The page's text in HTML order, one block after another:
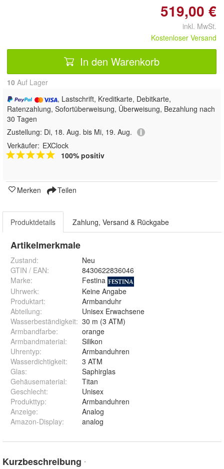
519,00 €
inkl. MwSt.
Kostenloser Versand
In den Warenkorb
10 Auf Lager
, Lastschrift, Kreditkarte, Debitkarte,
Ratenzahlung, Sofortüberweisung, Überweisung, Bezahlung nach
30 Tagen
Zustellung: Di, 18. Aug. bis Mi, 19. Aug.
Verkäufer: EXClock
100% positiv
Merken Teilen
Produktdetails Zahlung, Versand & Rückgabe
Artikelmerkmale
Zustand:
Neu
GTIN / EAN:
8430622836046
Marke:
Festina
Uhrwerk:
Keine Angabe
Produktart:
Armbanduhr
Abteilung:
Unisex Erwachsene
Wasserbeständigkeit: 30 m (3 ATM)
Armbandfarbe:
orange
Armbandmaterial:
Silikon
Uhrentyp:
Armbanduhren
Wasserdichtigkeit:
3 ATM
Glas:
Saphirglas
Gehäusematerial:
Titan
Geschlecht:
Unisex
Produkttyp:
Armbanduhren
Anzeige:
Analog
Amazon-Display: analog
Kurzbeschreibung *